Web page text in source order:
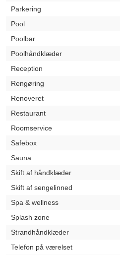
Parkering
Pool
Poolbar
Poolhåndklæder
Reception
Rengøring
Renoveret
Restaurant
Roomservice
Safebox
Sauna
Skift af håndklæder
Skift af sengelinned
Spa & wellness
Splash zone
Strandhåndklæder
Telefon på værelset